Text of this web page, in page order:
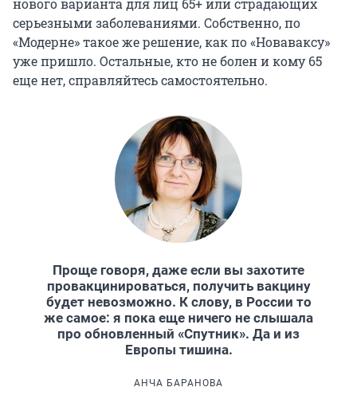
нового варианта для лиц 65+ или страдающих
серьезными заболеваниями. Собственно, по
«Модерне» такое же решение, как по «Новаваксу»
уже пришло. Остальные, кто не болен и кому 65
еще нет, справляйтесь самостоятельно.
Проще говоря, даже если вы захотите
провакцинироваться, получить вакцину
будет невозможно. К слову, в России то
же самое: я пока еще ничего не слышала
про обновленный «Спутник». Да и из
Европы тишина.
АНЧА БАРАНОВА